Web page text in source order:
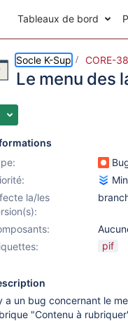
Tableaux de bord
Socle K-Sup CORE-
Le menu des
la/les
pif
a un bug concernant le
"Contenu à